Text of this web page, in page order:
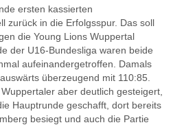
ersten kassierten
zurück in die Erfolgsspur. Das soll
die Young Lions Wuppertal
der U16-Bundesliga waren beide
aufeinandergetroffen. Damals
überzeugend mit 110:85.
aber deutlich gesteigert,
Hauptrunde geschafft, dort bereits
besiegt und auch die Partie